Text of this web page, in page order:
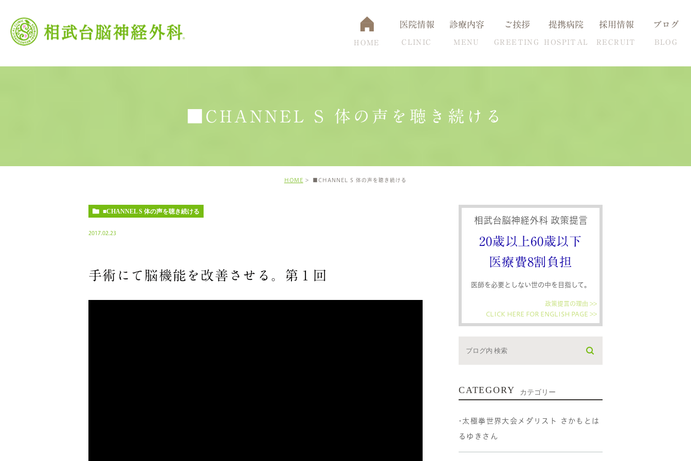
HOME
医院情報
CLINIC
交通アクセス 設備について
診療内容
MENU
脳卒中 認知症 脳ドック 頭痛克服の秘訣 高血圧の克服方法
ご挨拶
GREETING
提携病院
HOSPITAL
採用情報
RECRUIT
ブログ
BLOG
■CHANNEL S 体の声を聴き続ける
HOME ■CHANNEL S 体の声を聴き続ける
■CHANNEL S 体の声を聴き続ける
2017.02.23
手術にて脳機能を改善させる。第１回
相武台脳神経外科 政策提言
20歳以上60歳以下
医療費8割負担
医師を必要としない世の中を目指して。
政策提言の理由 >>
CLICK HERE FOR ENGLISH PAGE >>
CATEGORY カテゴリー
•太極拳世界大会メダリスト さかもとは
るゆきさん